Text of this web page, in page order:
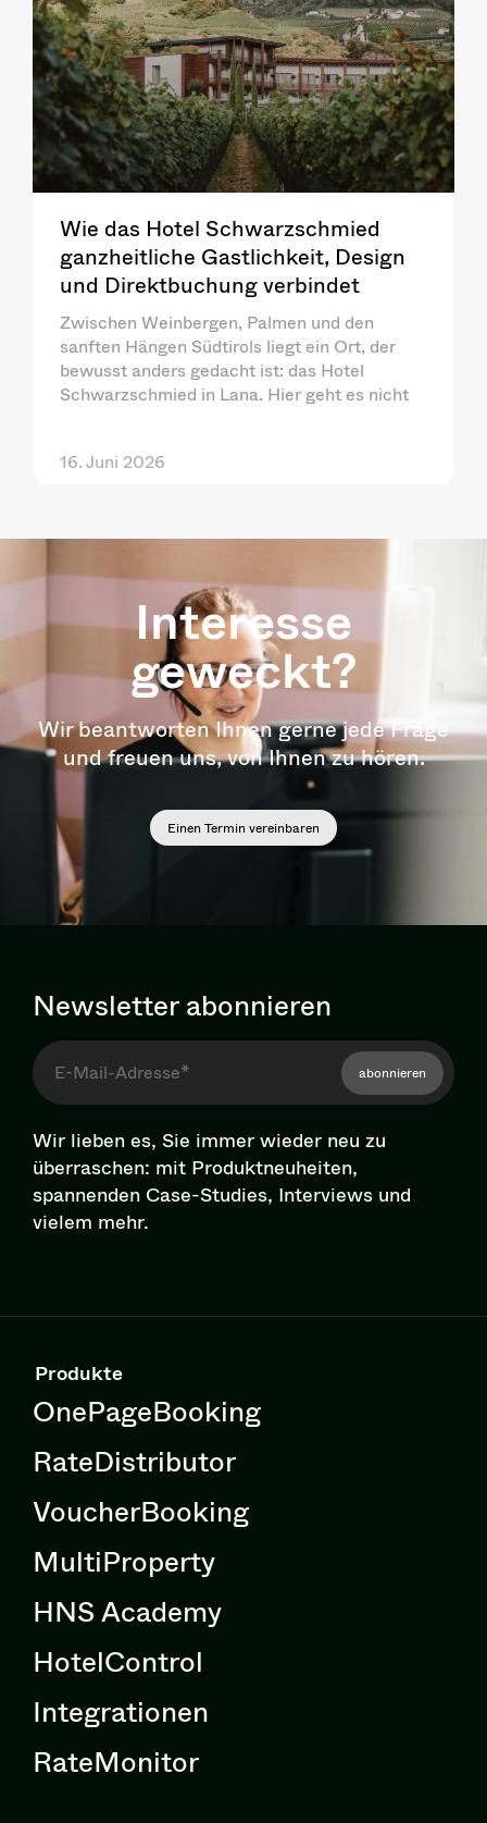
Wie das Hotel Schwarzschmied
ganzheitliche Gastlichkeit, Design
und Direktbuchung verbindet
Zwischen Weinbergen, Palmen und den
sanften Hängen Südtirols liegt ein Ort, der
bewusst anders gedacht ist: das Hotel
Schwarzschmied in Lana. Hier geht es nicht
16. Juni 2026
Interesse
geweckt?
Wir beantworten Ihnen gerne jede Frage
und freuen uns, von Ihnen zu hören.
Einen Termin vereinbaren
Newsletter abonnieren
abonnieren
Wir lieben es, Sie immer wieder neu zu
überraschen: mit Pro­dukt­neu­hei­ten,
spannenden Case-Studies, Interviews und
vielem mehr.
Produkte
OnePageBooking
RateDistributor
VoucherBooking
MultiProperty
HNS Academy
HotelControl
Integrationen
RateMonitor